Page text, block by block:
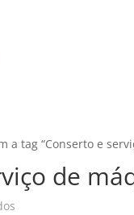
a tag “Conserto e
de